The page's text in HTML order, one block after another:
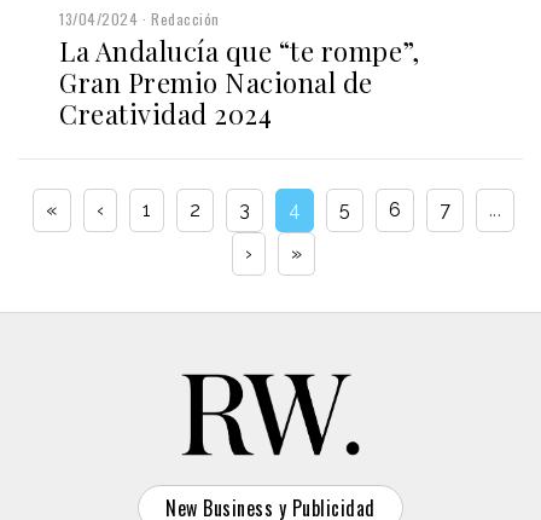
13/04/2024 Redacción
La Andalucía que “te rompe”,
Gran Premio Nacional de
Creatividad 2024
« ‹ 1 2 3 4 5 6 7
...
›
»
New Business y Publicidad